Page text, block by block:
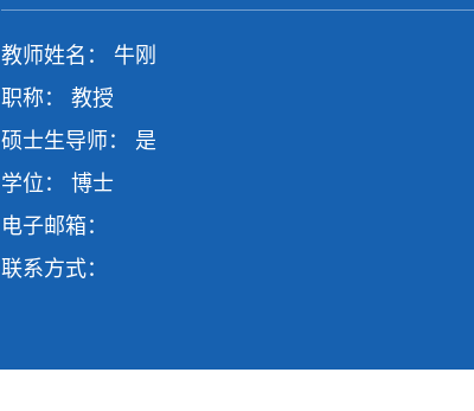
教师姓名： 牛刚
职称： 教授
硕士生导师： 是
学位： 博士
电子邮箱：
联系方式：